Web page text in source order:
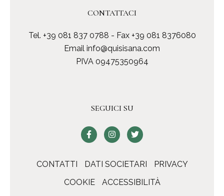
CONTATTACI
Tel. +39 081 837 0788 - Fax +39 081 8376080
Email info@quisisana.com
PIVA 09475350964
SEGUICI SU
CONTATTI DATI SOCIETARI
PRIVACY
COOKIE
ACCESSIBILITÀ